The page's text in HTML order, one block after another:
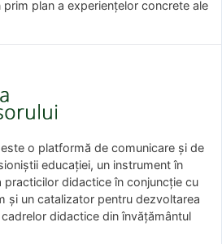
plan a experienţelor concrete ale
este o platformă de comunicare și de
educației, un instrument în
practicilor didactice în conjuncție cu
și un catalizator pentru dezvoltarea
didactice din învățământul